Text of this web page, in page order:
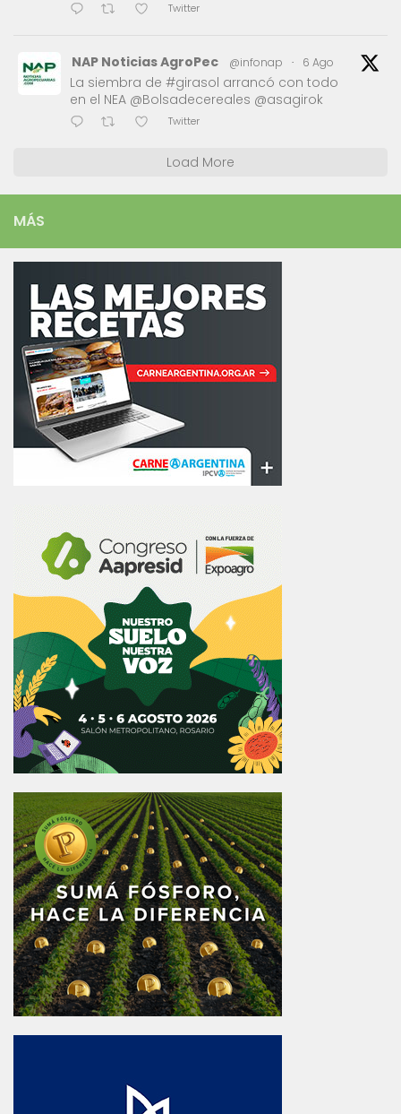
Twitter
NAP Noticias AgroPec @infonap · 6 Ago
La siembra de #girasol arrancó con todo
en el NEA @Bolsadecereales @asagirok
Twitter
Load More
MÁS